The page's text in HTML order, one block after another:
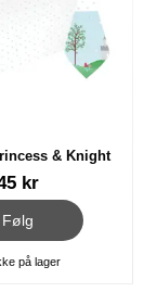
& Knight
kr
FølgPrincess & Knight
på lager